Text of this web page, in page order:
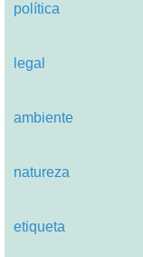
política
legal
ambiente
natureza
etiqueta